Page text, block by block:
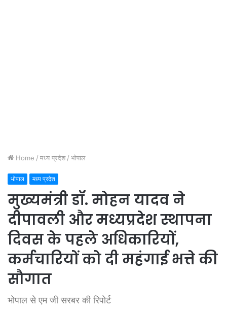
Home / मध्य प्रदेश / भोपाल
भोपाल मध्य प्रदेश
मुख्यमंत्री डॉ. मोहन यादव ने
दीपावली और मध्यप्रदेश स्थापना
दिवस के पहले अधिकारियों,
कर्मचारियों को दी महंगाई भत्ते की
सौगात
भोपाल से एम जी सरबर की रिपोर्ट